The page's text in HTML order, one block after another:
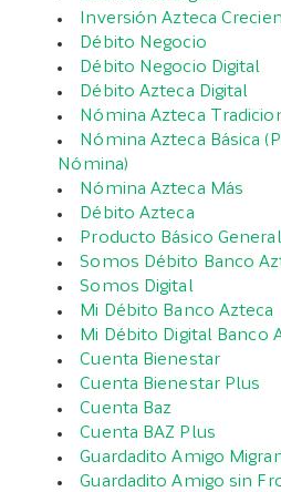
Inversión Azteca
Débito Negocio
Débito Negocio Digital
Débito Azteca Digital
Nómina Azteca
Nómina Azteca Básica
Nómina)
Nómina Azteca Más
Débito Azteca
Producto Básico General
Somos Débito Banco
Somos Digital
Mi Débito Banco Azteca
Mi Débito Digital Banco
Cuenta Bienestar
Cuenta Bienestar Plus
Cuenta Baz
Cuenta BAZ Plus
Guardadito Amigo
Guardadito Amigo sin